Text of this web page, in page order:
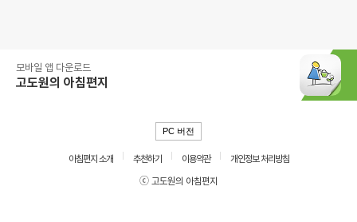
모바일 앱 다운로드
고도원의 아침편지
PC 버전
아침편지 소개 추천하기 이용약관
개인정보 처리방침
ⓒ 고도원의 아침편지